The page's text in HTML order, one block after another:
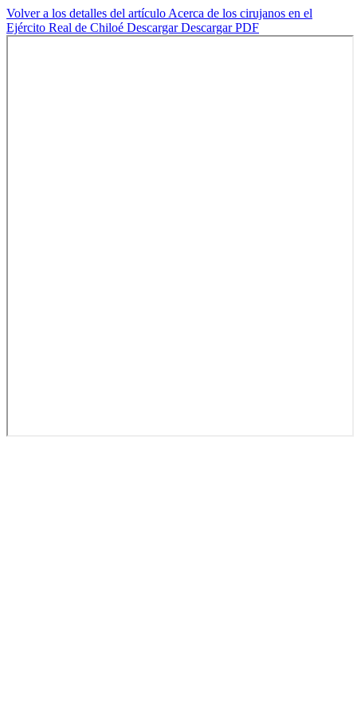
Volver a los detalles del artículo Acerca de los cirujanos en el
Ejército Real de Chiloé DescargarDescargar PDF